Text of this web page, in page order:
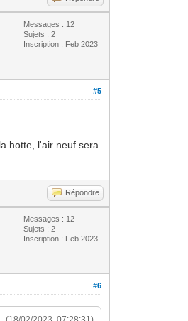
Messages : 12
Sujets : 2
Inscription : Feb 2023
#5
hotte, l'air neuf sera
Répondre
Messages : 12
Sujets : 2
Inscription : Feb 2023
#6